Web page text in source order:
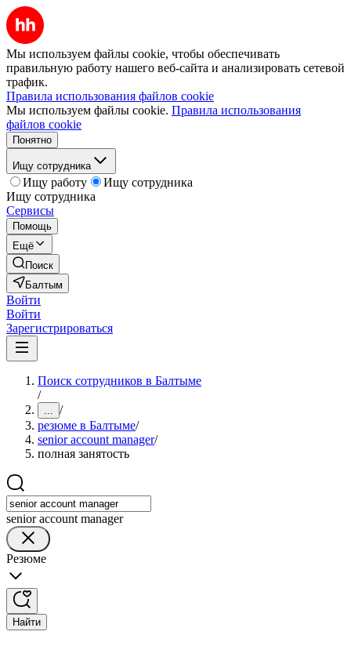
Мы используем файлы cookie, чтобы обеспечивать
правильную работу нашего веб-сайта и анализировать сетевой
трафик.
Правила использования файлов cookie
Мы используем файлы cookie. Правила использования
файлов cookie
Понятно
Ищу сотрудника
Ищу работу
Ищу сотрудника
Ищу сотрудника
Сервисы
Помощь
Ещё
Поиск
Балтым
Войти
Войти
Зарегистрироваться
Поиск сотрудников в Балтыме
/
... /
резюме в Балтыме/
senior account manager/
полная занятость
senior account manager
Резюме
Найти